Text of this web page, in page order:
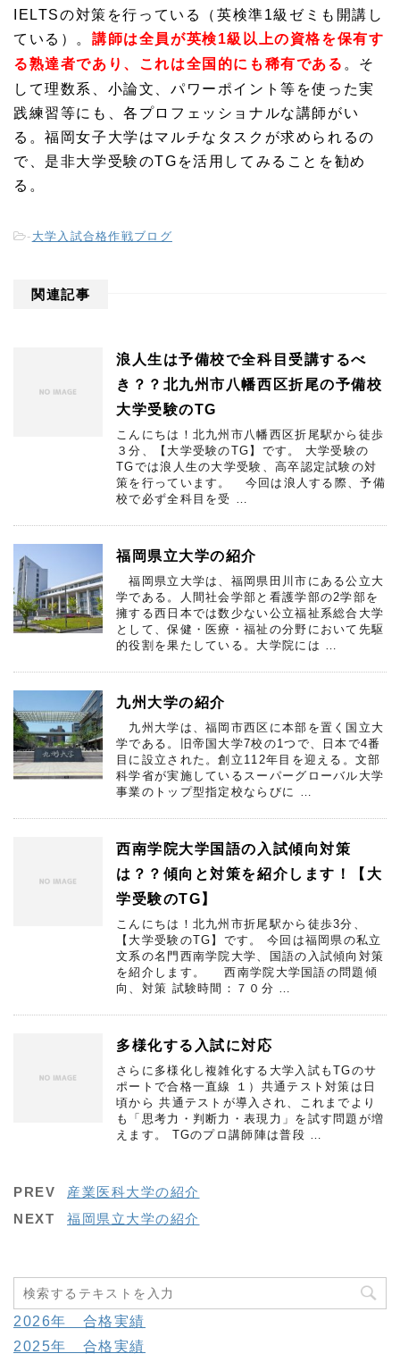
IELTSの対策を行っている（英検準1級ゼミも開講し
ている）。 講師は全員が英検1級以上の資格を保有す
る熟達者であり、これは全国的にも稀有である 。そ
して理数系、小論文、パワーポイント等を使った実
践練習等にも、各プロフェッショナルな講師がい
る。福岡女子大学はマルチなタスクが求められるの
で、是非大学受験のTGを活用してみることを勧め
る。
- 大学入試合格作戦ブログ
関連記事
浪人生は予備校で全科目受講するべ
き？？北九州市八幡西区折尾の予備校
大学受験のTG
こんにちは！北九州市八幡西区折尾駅から徒歩
３分、【大学受験のTG】です。 大学受験の
TGでは浪人生の大学受験、高卒認定試験の対
策を行っています。 今回は浪人する際、予備
校で必ず全科目を受 …
福岡県立大学の紹介
福岡県立大学は、福岡県田川市にある公立大
学である。人間社会学部と看護学部の2学部を
擁する西日本では数少ない公立福祉系総合大学
として、保健・医療・福祉の分野において先駆
的役割を果たしている。大学院には …
九州大学の紹介
九州大学は、福岡市西区に本部を置く国立大
学である。旧帝国大学7校の1つで、日本で4番
目に設立された。創立112年目を迎える。文部
科学省が実施しているスーパーグローバル大学
事業のトップ型指定校ならびに …
西南学院大学国語の入試傾向対策
は？？傾向と対策を紹介します！【大
学受験のTG】
こんにちは！北九州市折尾駅から徒歩3分、
【大学受験のTG】です。 今回は福岡県の私立
文系の名門西南学院大学、国語の入試傾向対策
を紹介します。 西南学院大学国語の問題傾
向、対策 試験時間：７０分 …
多様化する入試に対応
さらに多様化し複雑化する大学入試もTGのサ
ポートで合格一直線 １）共通テスト対策は日
頃から 共通テストが導入され、これまでより
も「思考力・判断力・表現力」を試す問題が増
えます。 TGのプロ講師陣は普段 …
PREV
産業医科大学の紹介
NEXT
福岡県立大学の紹介
2026年 合格実績
2025年 合格実績